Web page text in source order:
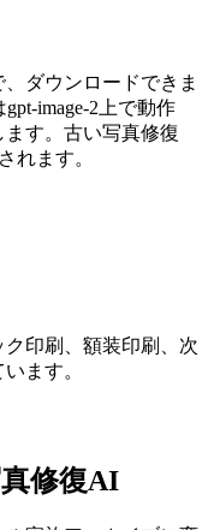
ダウンロードできま
image-2上で動作
す。古い写真修復
れます。
印刷、額装印刷、次
ます。
修復AI